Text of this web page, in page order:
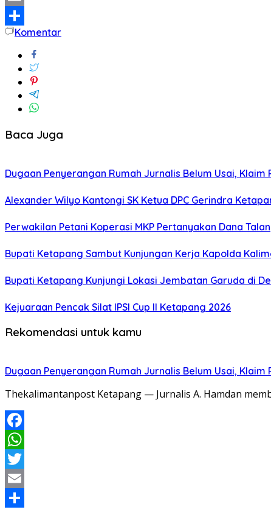
Email
Share
Komentar
Baca Juga
Dugaan Penyerangan Rumah Jurnalis Belum Usai, Klaim
Alexander Wilyo Kantongi SK Ketua DPC Gerindra
Perwakilan Petani Koperasi MKP Pertanyakan Dana
Bupati Ketapang Sambut Kunjungan Kerja Kapolda
Bupati Ketapang Kunjungi Lokasi Jembatan Garuda di
Kejuaraan Pencak Silat IPSI Cup II Ketapang 2026
Rekomendasi untuk kamu
Dugaan Penyerangan Rumah Jurnalis Belum Usai, Klaim
Thekalimantanpost Ketapang — Jurnalis A. Hamdan
Facebook
WhatsApp
Twitter
Email